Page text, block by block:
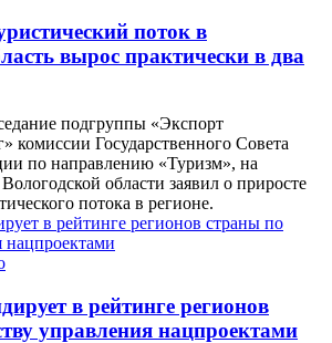
поток в
вырос практически в два
подгруппы «Экспорт
комиссии Государственного Совета
по направлению «Туризм», на
области заявил о приросте
потока в регионе.
в рейтинге регионов
управления нацпроектами